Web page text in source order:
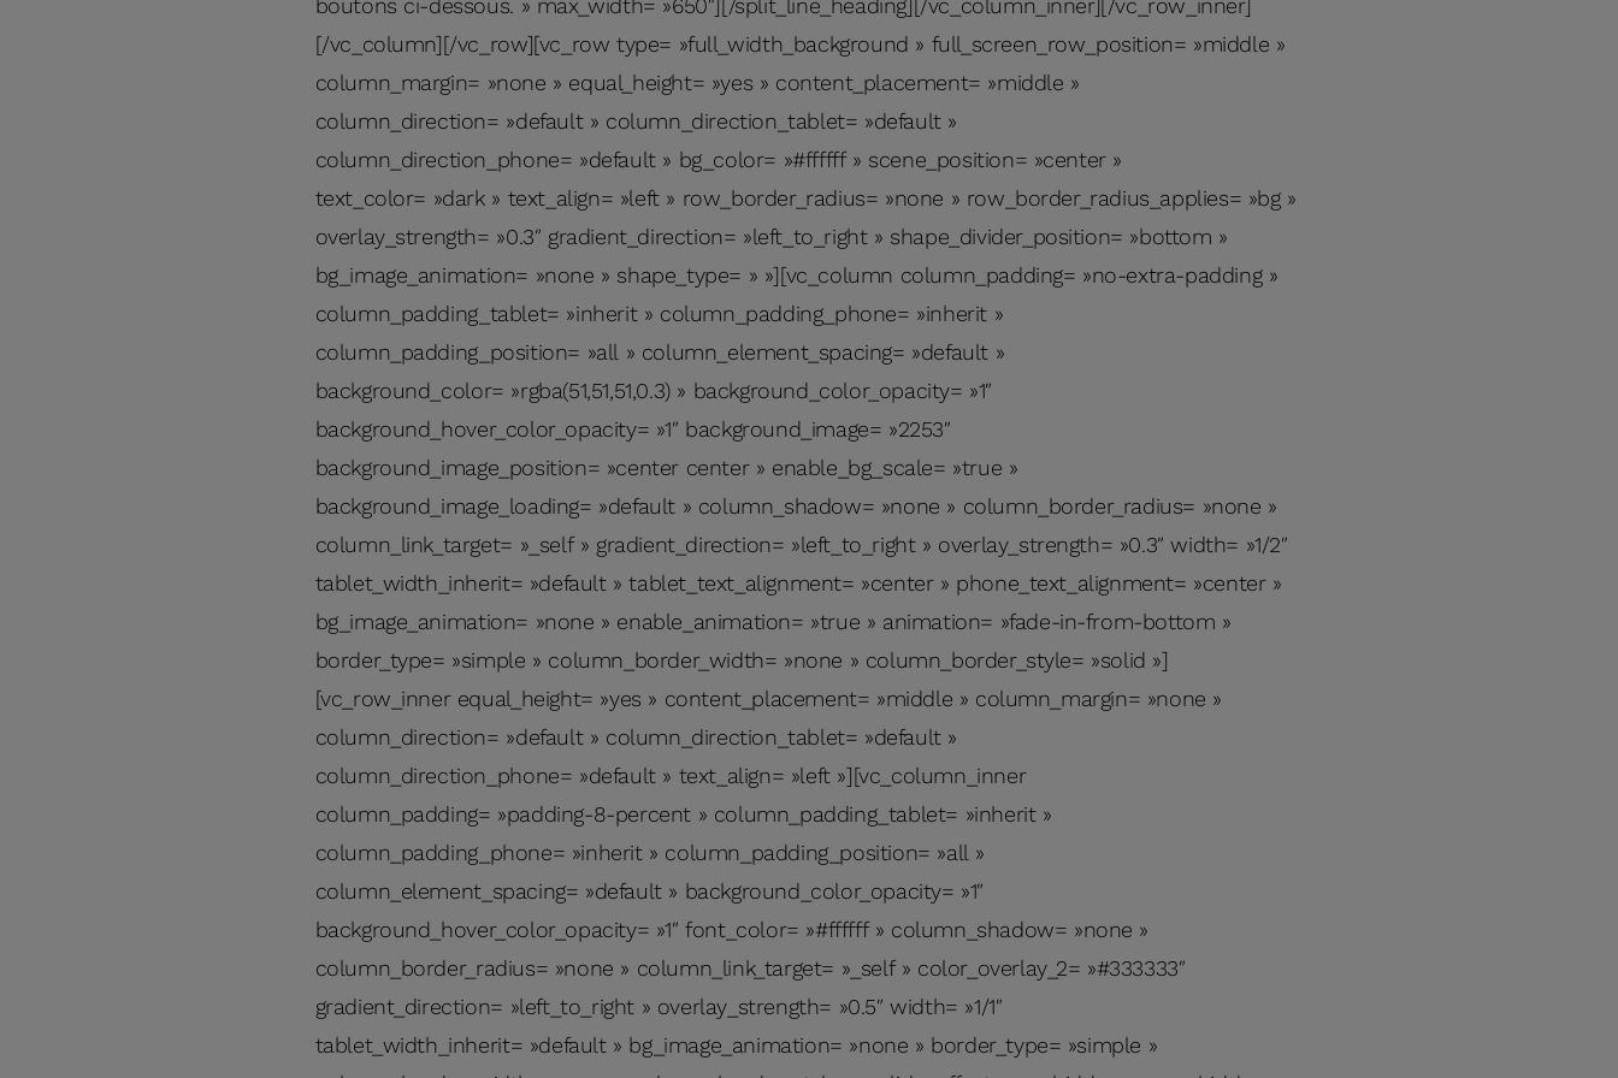
[/vc_column][/vc_row][vc_row type= »full_width_background » full_screen_row_position= »middle »
column_margin= »none » equal_height= »yes » content_placement= »middle »
column_direction= »default » column_direction_tablet= »default »
column_direction_phone= »default » bg_color= »#ffffff » scene_position= »center »
text_color= »dark » text_align= »left » row_border_radius= »none » row_border_radius_applies= »bg »
overlay_strength= »0.3″ gradient_direction= »left_to_right » shape_divider_position= »bottom »
bg_image_animation= »none » shape_type= » »][vc_column column_padding= »no-extra-padding »
column_padding_tablet= »inherit » column_padding_phone= »inherit »
column_padding_position= »all » column_element_spacing= »default »
background_color= »rgba(51,51,51,0.3) » background_color_opacity= »1″
background_hover_color_opacity= »1″ background_image= »2253″
background_image_position= »center center » enable_bg_scale= »true »
background_image_loading= »default » column_shadow= »none » column_border_radius= »none »
column_link_target= »_self » gradient_direction= »left_to_right » overlay_strength= »0.3″ width= »1/2″
tablet_width_inherit= »default » tablet_text_alignment= »center » phone_text_alignment= »center »
bg_image_animation= »none » enable_animation= »true » animation= »fade-in-from-bottom »
border_type= »simple » column_border_width= »none » column_border_style= »solid »]
[vc_row_inner equal_height= »yes » content_placement= »middle » column_margin= »none »
column_direction= »default » column_direction_tablet= »default »
column_direction_phone= »default » text_align= »left »][vc_column_inner
column_padding= »padding-8-percent » column_padding_tablet= »inherit »
column_padding_phone= »inherit » column_padding_position= »all »
column_element_spacing= »default » background_color_opacity= »1″
background_hover_color_opacity= »1″ font_color= »#ffffff » column_shadow= »none »
column_border_radius= »none » column_link_target= »_self » color_overlay_2= »#333333″
gradient_direction= »left_to_right » overlay_strength= »0.5″ width= »1/1″
tablet_width_inherit= »default » bg_image_animation= »none » border_type= »simple »